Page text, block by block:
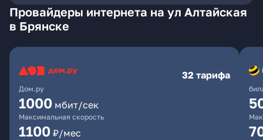
Провайдеры интернета на ул Алтайская
в Брянске
Дом.ру
32 тарифа
1000 мбит/сек
Максимальная скорость
1100 ₽/мес